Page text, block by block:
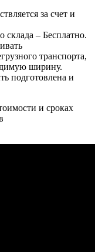
за счет и
склада – Бесплатно.
транспорта,
ширину.
подготовлена и
и сроках